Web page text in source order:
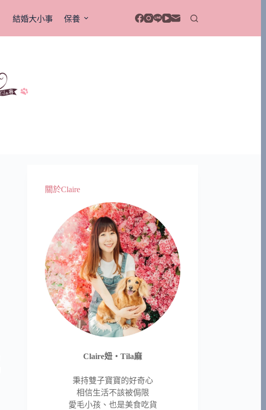
結婚大小事 保養
關於Claire
Claire妞‧Tila麻
秉持雙子寶寶的好奇心
相信生活不該被侷限
愛毛小孩、也是美食吃貨